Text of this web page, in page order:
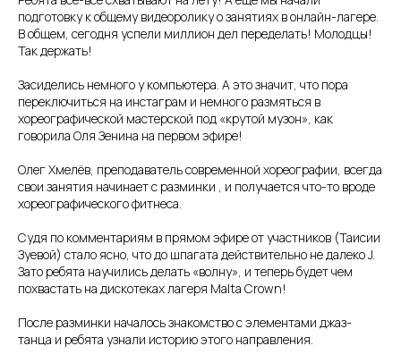
подготовку к общему видеоролику о занятиях в онлайн-лагере.
В общем, сегодня успели миллион дел переделать! Молодцы!
Так держать!
Засиделись немного у компьютера. А это значит, что пора
переключиться на инстаграм и немного размяться в
хореографической мастерской под «крутой музон», как
говорила Оля Зенина на первом эфире!
Олег Хмелёв, преподаватель современной хореографии, всегда
свои занятия начинает с разминки , и получается что-то вроде
хореографического фитнеса.
Судя по комментариям в прямом эфире от участников (Таисии
Зуевой) стало ясно, что до шпагата действительно не далеко J.
Зато ребята научились делать «волну», и теперь будет чем
похвастать на дискотеках лагеря Malta Crown!
После разминки началось знакомство с элементами джаз-
танца и ребята узнали историю этого направления.